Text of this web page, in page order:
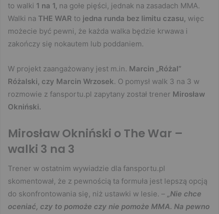
to walki 1 na 1, na gołe pięści, jednak na zasadach MMA.
Walki na THE WAR to jedna runda bez limitu czasu, więc
możecie być pewni, że każda walka będzie krwawa i
zakończy się nokautem lub poddaniem.
W projekt zaangażowany jest m.in. Marcin „Różal”
Różalski, czy Marcin Wrzosek. O pomysł walk 3 na 3 w
rozmowie z fansportu.pl zapytany został trener Mirosław
Okniński.
Mirosław Okniński o The War –
walki 3 na 3
Trener w ostatnim wywiadzie dla fansportu.pl
skomentował, że z pewnością ta formuła jest lepszą opcją
do skonfrontowania się, niż ustawki w lesie. – „Nie chce
oceniać, czy to pomoże czy nie pomoże MMA. Na pewno